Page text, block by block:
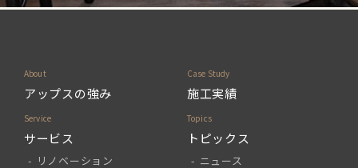
アップスの強み
サービス
リノベーション
施工実績
トピックス
ニュース